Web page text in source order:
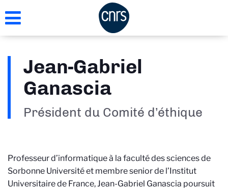
au
Jean-Gabriel
Ganascia
Président du Comité d’éthique
Professeur d’informatique à la faculté des sciences de
Sorbonne Université et membre senior de l’Institut
Universitaire de France, Jean-Gabriel Ganascia poursuit